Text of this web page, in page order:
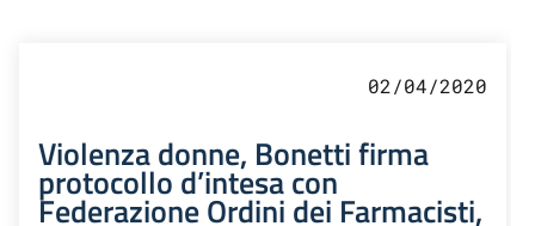
02/04/2020
Violenza donne, Bonetti firma
protocollo d’intesa con
Federazione Ordini dei Farmacisti,